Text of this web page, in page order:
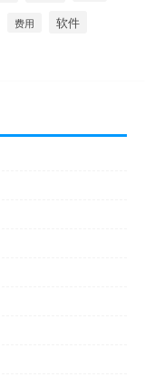
费用 软件